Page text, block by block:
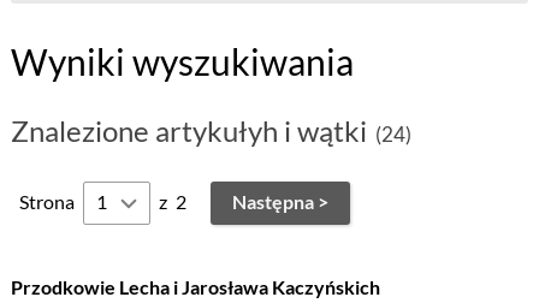
Wyniki wyszukiwania
Znalezione artykułyh i wątki (24)
Strona z 2 Następna >
Przodkowie Lecha i Jarosława Kaczyńskich